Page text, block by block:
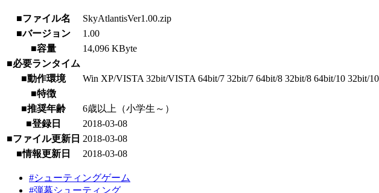
■ファイル名
SkyAtlantisVer1.00.zip
■バージョン
1.00
■容量
14,096 KByte
■必要ランタイム
■動作環境
Win XP/VISTA 32bit/VISTA 64bit/7 32bit/7 64bit/8 32bit/8 64bit/10 32bit/
■特徴
■推奨年齢
6歳以上（小学生～）
■登録日
2018-03-08
■ファイル更新日 2018-03-08
■情報更新日
2018-03-08
#シューティングゲーム
#弾幕シューティング